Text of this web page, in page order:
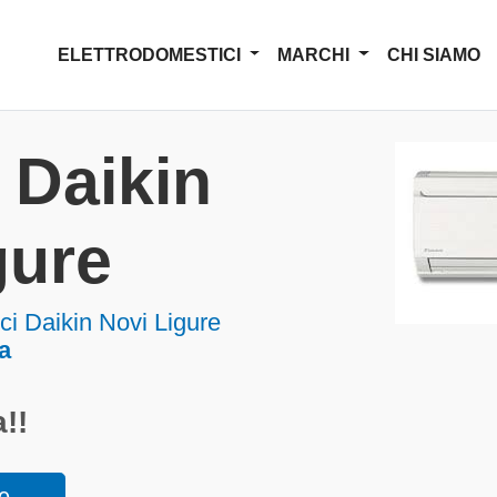
ELETTRODOMESTICI MARCHI CHI SIAMO
Daikin Novi Ligure